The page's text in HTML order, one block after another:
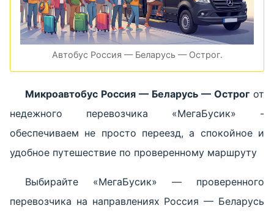
Автобус Россия — Беларусь — Острог.
Микроавтобус Россия — Беларусь — Острог от
недежного перевозчика «МегаБусик» -
обеспечиваем не просто переезд, а спокойное и
удобное путешествие по проверенному маршруту
Выбирайте «МегаБусик» — проверенного
перевозчика на направлениях Россия — Беларусь